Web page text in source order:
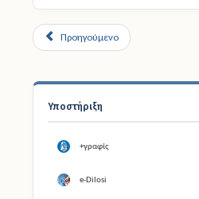
Υποστήριξη
+γραφίς
e-Dilosi
Προηγούμενο